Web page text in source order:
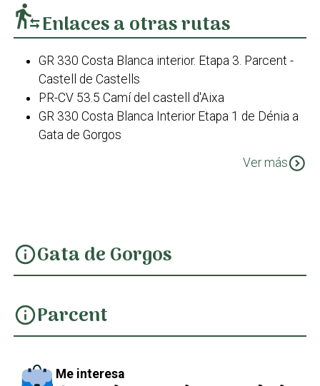
transfer_within_a_stationEnlaces a otras rutas
GR 330 Costa Blanca interior. Etapa 3. Parcent -
Castell de Castells
PR-CV 53.5 Camí del castell d'Aixa
GR 330 Costa Blanca Interior Etapa 1 de Dénia a
Gata de Gorgos
Ver másexpand_circle_down
infoGata de Gorgos
infoParcent
Me interesa